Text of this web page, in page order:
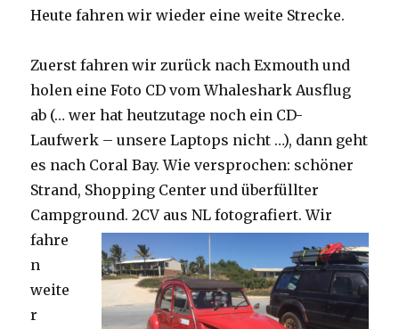
Heute fahren wir wieder eine weite Strecke.
Zuerst fahren wir zurück nach Exmouth und
holen eine Foto CD vom Whaleshark Ausflug
ab (… wer hat heutzutage noch ein CD-
Laufwerk – unsere Laptops nicht …), dann geht
es nach Coral Bay. Wie versprochen: schöner
Strand, Shopping Center und überfüllter
Campground.2CV aus NL fotografiert. Wir
fahre
n
weite
r